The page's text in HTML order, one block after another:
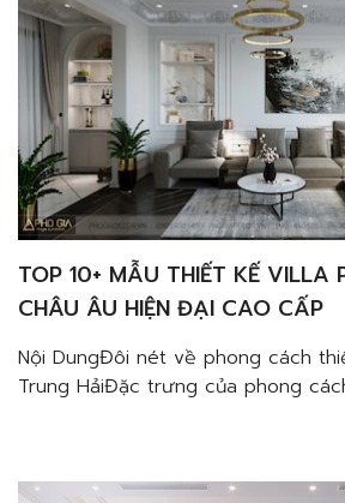
TOP 10+ MẪU THIẾT KẾ VILLA
CHÂU ÂU HIỆN ĐẠI CAO CẤP
Nội DungĐôi nét về phong cách
Trung HảiĐặc trưng của phong